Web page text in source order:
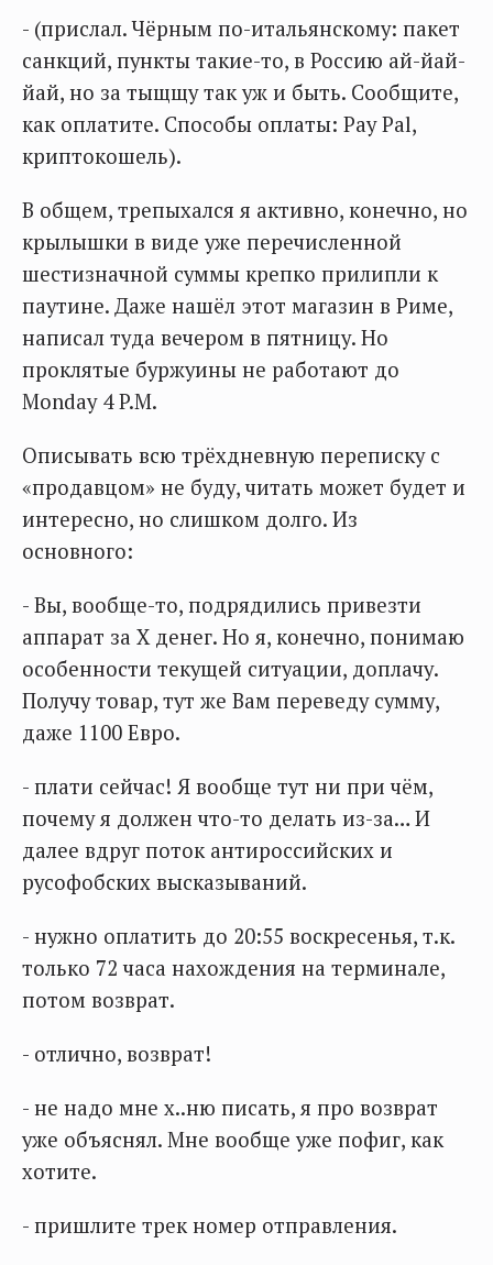
- (прислал. Чёрным по-итальянскому: пакет
санкций, пункты такие-то, в Россию ай-йай-
йай, но за тыщщу так уж и быть. Сообщите,
как оплатите. Способы оплаты: Pay Pal,
криптокошель).
В общем, трепыхался я активно, конечно, но
крылышки в виде уже перечисленной
шестизначной суммы крепко прилипли к
паутине. Даже нашёл этот магазин в Риме,
написал туда вечером в пятницу. Но
проклятые буржуины не работают до
Monday 4 P.M.
Описывать всю трёхдневную переписку с
«продавцом» не буду, читать может будет и
интересно, но слишком долго. Из
основного:
- Вы, вообще-то, подрядились привезти
аппарат за Х денег. Но я, конечно, понимаю
особенности текущей ситуации, доплачу.
Получу товар, тут же Вам переведу сумму,
даже 1100 Евро.
- плати сейчас! Я вообще тут ни при чём,
почему я должен что-то делать из-за… И
далее вдруг поток антироссийских и
русофобских высказываний.
- нужно оплатить до 20:55 воскресенья, т.к.
только 72 часа нахождения на терминале,
потом возврат.
- отлично, возврат!
- не надо мне х..ню писать, я про возврат
уже объяснял. Мне вообще уже пофиг, как
хотите.
- пришлите трек номер отправления.